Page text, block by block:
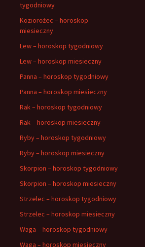
tygodniowy
Koziorożec – horoskop
miesieczny
Lew – horoskop tygodniowy
Lew – horoskop miesieczny
Panna – horoskop tygodniowy
Panna – horoskop miesieczny
Rak – horoskop tygodniowy
Rak – horoskop miesieczny
Ryby – horoskop tygodniowy
Ryby – horoskop miesieczny
Skorpion – horoskop tygodniowy
Skorpion – horoskop miesieczny
Strzelec – horoskop tygodniowy
Strzelec – horoskop miesieczny
Waga – horoskop tygodniowy
Waga – horoskop miesieczny